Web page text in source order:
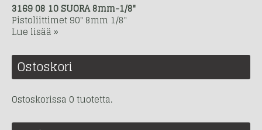
3169 08 10 SUORA 8mm-1/8"
Pistoliittimet 90" 8mm 1/8"
Lue lisää »
Ostoskori
Ostoskorissa 0 tuotetta.